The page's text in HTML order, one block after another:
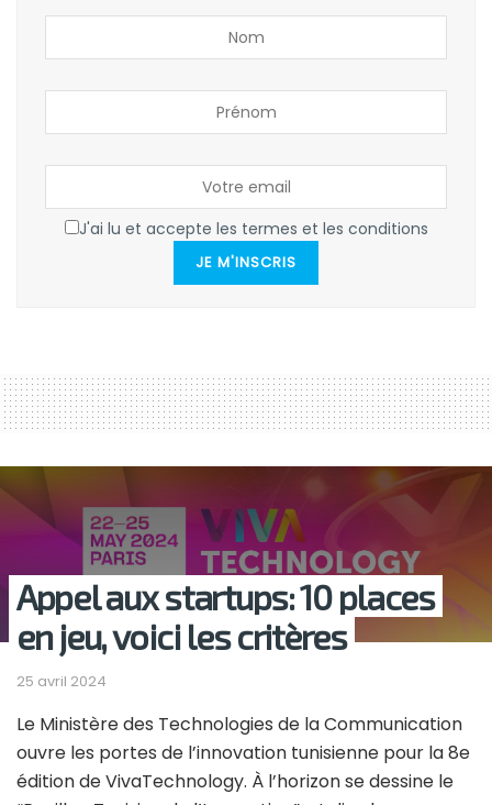
J'ai lu et accepte les termes et les conditions
JE M'INSCRIS
Appel aux startups: 10 places
en jeu, voici les critères
25 avril 2024
Le Ministère des Technologies de la Communication
ouvre les portes de l’innovation tunisienne pour la 8e
édition de VivaTechnology. À l’horizon se dessine le